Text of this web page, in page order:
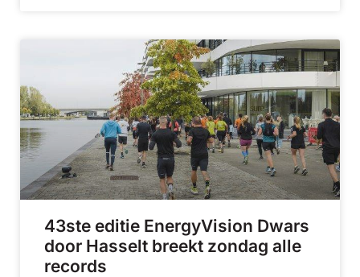
43ste editie EnergyVision Dwars
door Hasselt breekt zondag alle
records